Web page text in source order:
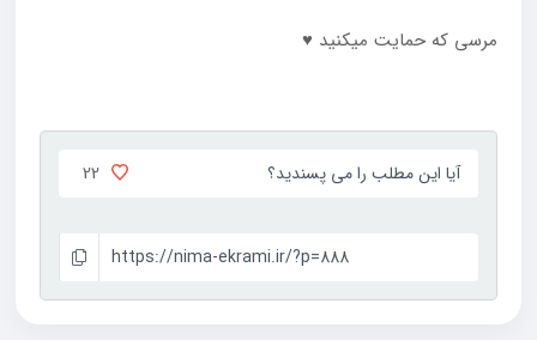
مرسی که حمایت میکنید ♥
آیا این مطلب را می پسندید؟ 22
https://nima-ekrami.ir/?p=888